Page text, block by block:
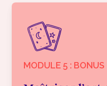
MODULE 5 : BONUS